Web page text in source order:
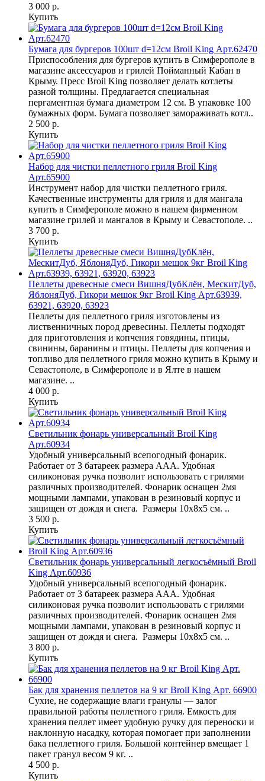
3 000 р.
Купить
Бумага для бургеров 100шт d=12см Broil King Арт.62470
Приспособления для бургеров купить в Симферополе в
магазине аксессуаров и грилей Пойманный Кабан в
Крыму. Пресс Broil King позволяет делать котлеты
разной толщины. Предлагается специальная
пергаментная бумага диаметром 12 см. В упаковке 100
бумажных форм. Бумага позволяет замораживать котл..
2 500 р.
Купить
Набор для чистки пеллетного гриля Broil King
Арт.65900
Инструмент набор для чистки пеллетного гриля.
Качественные инструменты для гриля и для мангала
купить в Симферополе можно в нашем фирменном
магазине грилей и мангалов в Крыму и Севастополе. ..
3 700 р.
Купить
Пеллеты древесные смеси ВишняДубКлён, МескитДуб,
ЯблоняДуб, Гикори мешок 9кг Broil King Арт.63939,
63921, 63920, 63923
Пеллеты для пеллетного гриля изготовлены из
лиственничных пород древесины. Пеллеты подходят
для приготовления и копчения говядины, птицы,
свинины, баранины и птицы. Пеллеты для копчения и
топливо для пеллетного гриля можно купить в Крыму и
Севастополе, в Симферополе и в Ялте в нашем
магазине. ..
4 000 р.
Купить
Светильник фонарь универсальный Broil King
Арт.60934
Удобный универсальный всепогодный фонарик.
Работает от 3 батареек размера AAA. Удобная
силиконовая ручка позволит использовать с грилями
различных производителей. Фонарик оснащен 2мя
мощными лампами, упакован в резиновый корпус и
защищен от дождя и снега. Размеры 10x8x5 см. ..
3 500 р.
Купить
Светильник фонарь универсальный легкосъёмный Broil
King Арт.60936
Удобный универсальный всепогодный фонарик.
Работает от 3 батареек размера AAA. Удобная
силиконовая ручка позволит использовать с грилями
различных производителей. Фонарик оснащен 2мя
мощными лампами, упакован в резиновый корпус и
защищен от дождя и снега. Размеры 10x8x5 см. ..
3 800 р.
Купить
Бак для хранения пеллетов на 9 кг Broil King Арт. 66900
Сухие, не содержащие влаги гранулы — залог
правильной работы пеллетного гриля. Емкость для
хранения пеллет имеет удобную ручку для переноски и
наклонную насадку, которая помогает при заполнении
бака пеллетного гриля. Большой контейнер вмещает 1
пакет гранул весом 9 кг. ..
4 500 р.
Купить